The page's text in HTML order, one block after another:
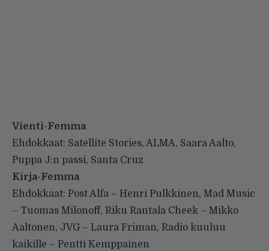
Vienti-Femma
Ehdokkaat: Satellite Stories, ALMA, Saara Aalto,
Puppa J:n passi, Santa Cruz
Kirja-Femma
Ehdokkaat: Post Alfa – Henri Pulkkinen, Mad Music
– Tuomas Milonoff, Riku Rantala Cheek – Mikko
Aaltonen, JVG – Laura Friman, Radio kuuluu
kaikille – Pentti Kemppainen